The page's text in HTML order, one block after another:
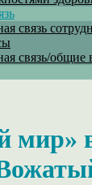
связь
связь/общие
мир»